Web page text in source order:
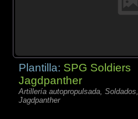
Plantilla: SPG Soldiers
Jagdpanther
Artillería autopropulsada, Soldados,
Jagdpanther